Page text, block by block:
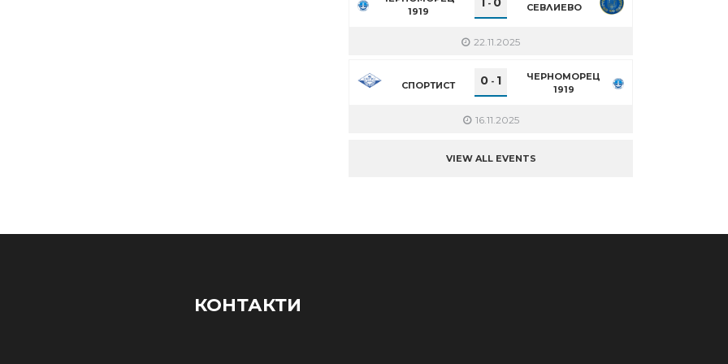
1919
- СЕВЛИЕВО
22.11.2025
СПОРТИСТ 0 - 1
ЧЕРНОМОРЕЦ
1919
16.11.2025
VIEW ALL EVENTS
КОНТАКТИ